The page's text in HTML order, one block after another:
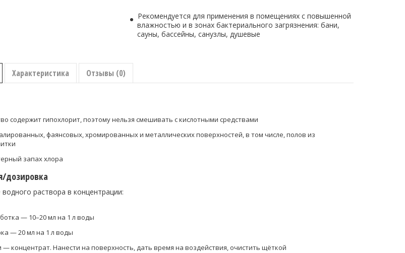
Klorin
2000
/
2000
усиленного
для
Рекомендуется для применения в помещениях с повышенной
влажностью и в зонах бактериального загрязнения: бани,
сауны, бассейны, санузлы, душевые
Характеристика Отзывы (0)
содержит гипохлорит, поэтому нельзя смешивать с кислотными средствами
фаянсовых, хромированных и металлических поверхностей, в том числе, полов из
запах хлора
дозировка
раствора в концентрации:
— 10–20 мл на 1 л воды
— 20 мл на 1 л воды
— концентрат. Нанести на поверхность, дать время на воздействия, очистить щёткой